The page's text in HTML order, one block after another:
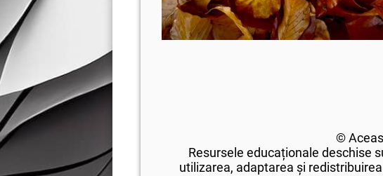
©
Resursele educaționale deschise
utilizarea, adaptarea și